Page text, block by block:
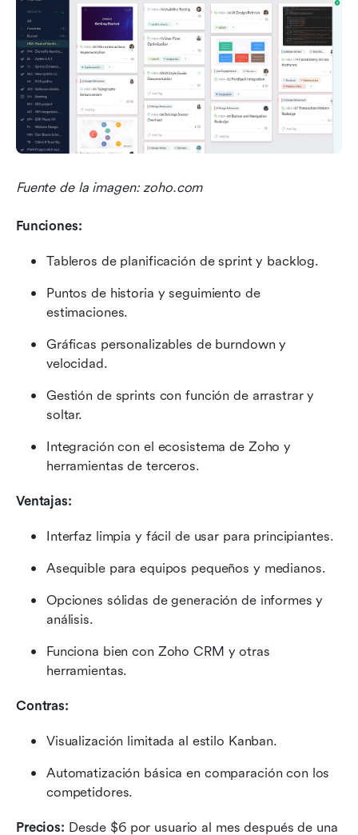
Fuente de la imagen: zoho.com
Funciones:
Tableros de planificación de sprint y backlog.
Puntos de historia y seguimiento de
estimaciones.
Gráficas personalizables de burndown y
velocidad.
Gestión de sprints con función de arrastrar y
soltar.
Integración con el ecosistema de Zoho y
herramientas de terceros.
Ventajas:
Interfaz limpia y fácil de usar para principiantes.
Asequible para equipos pequeños y medianos.
Opciones sólidas de generación de informes y
análisis.
Funciona bien con Zoho CRM y otras
herramientas.
Contras:
Visualización limitada al estilo Kanban.
Automatización básica en comparación con los
competidores.
Precios: Desde $6 por usuario al mes después de una